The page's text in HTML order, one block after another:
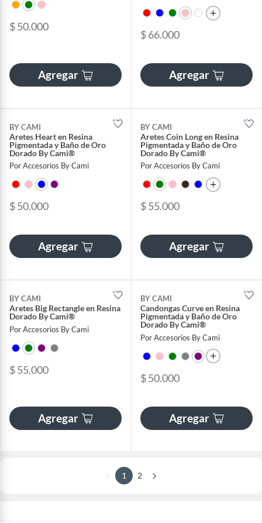
$ 50.000
Agregar
$ 66.000
Agregar
BY CAMI
Aretes Heart en Resina
Pigmentada y Baño de Oro
Dorado By Cami®
Por Accesorios By Cami
$ 50.000
Agregar
BY CAMI
Aretes Coin Long en Resina
Pigmentada y Baño de Oro
Dorado By Cami®
Por Accesorios By Cami
$ 55.000
Agregar
BY CAMI
Aretes Big Rectangle en Resina
Dorado By Cami®
Por Accesorios By Cami
$ 55.000
Agregar
BY CAMI
Candongas Curve en Resina
Pigmentada y Baño de Oro
Dorado By Cami®
Por Accesorios By Cami
$ 50.000
Agregar
1 2